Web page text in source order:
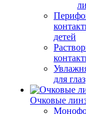
детей
для глаз
Очковые